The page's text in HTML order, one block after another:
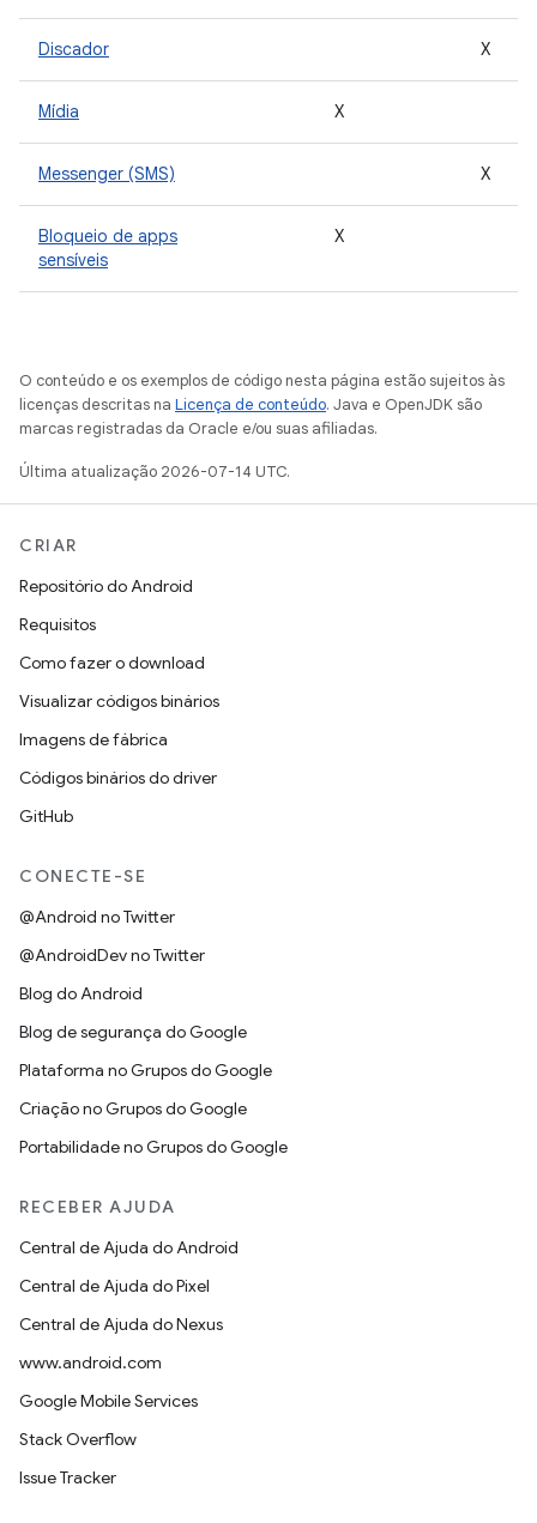
Discador X
Mídia X
Messenger (SMS) X
Bloqueio de apps
sensíveis
X
O conteúdo e os exemplos de código nesta página estão sujeitos às
licenças descritas na Licença de conteúdo. Java e OpenJDK são
marcas registradas da Oracle e/ou suas afiliadas.
Última atualização 2026-07-14 UTC.
CRIAR
Repositório do Android
Requisitos
Como fazer o download
Visualizar códigos binários
Imagens de fábrica
Códigos binários do driver
GitHub
CONECTE-SE
@Android no Twitter
@AndroidDev no Twitter
Blog do Android
Blog de segurança do Google
Plataforma no Grupos do Google
Criação no Grupos do Google
Portabilidade no Grupos do Google
RECEBER AJUDA
Central de Ajuda do Android
Central de Ajuda do Pixel
Central de Ajuda do Nexus
www.android.com
Google Mobile Services
Stack Overflow
Issue Tracker